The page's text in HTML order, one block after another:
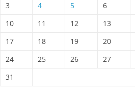
3
4 5 6
10
11 12 13
17
18 19 20
24
25 26 27
31